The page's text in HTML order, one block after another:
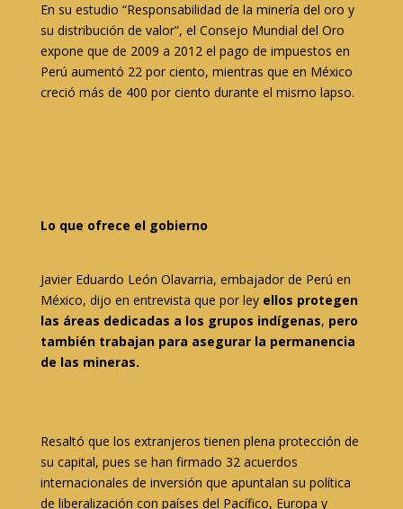
En su estudio “Responsabilidad de la minería del oro y
su distribución de valor”, el Consejo Mundial del Oro
expone que de 2009 a 2012 el pago de impuestos en
Perú aumentó 22 por ciento, mientras que en México
creció más de 400 por ciento durante el mismo lapso.
Lo que ofrece el gobierno
Javier Eduardo León Olavarria, embajador de Perú en
México, dijo en entrevista que por ley ellos protegen
las áreas dedicadas a los grupos indígenas, pero
también trabajan para asegurar la permanencia
de las mineras.
Resaltó que los extranjeros tienen plena protección de
su capital, pues se han firmado 32 acuerdos
internacionales de inversión que apuntalan su política
de liberalización con países del Pacífico, Europa y